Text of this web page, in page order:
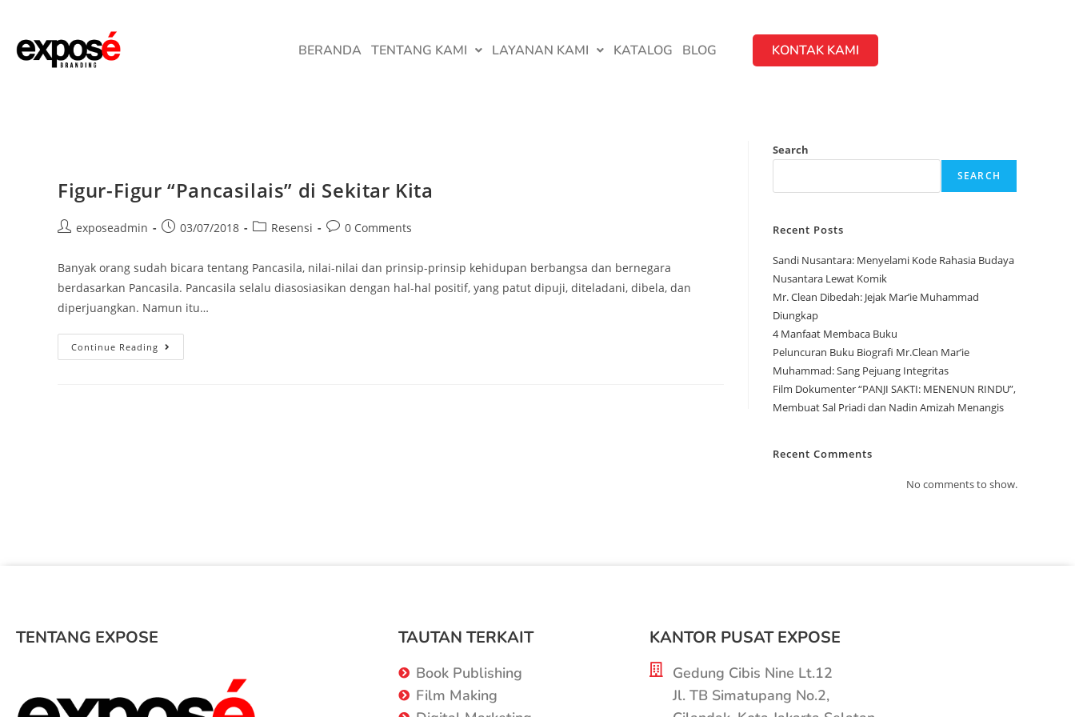
BERANDA TENTANG KAMI LAYANAN KAMI KATALOG BLOG KONTAK KAMI
Figur-Figur “Pancasilais” di Sekitar Kita
exposeadmin 03/07/2018 Resensi 0 Comments
Banyak orang sudah bicara tentang Pancasila, nilai-nilai dan prinsip-prinsip kehidupan berbangsa dan bernegara
berdasarkan Pancasila. Pancasila selalu diasosiasikan dengan hal-hal positif, yang patut dipuji, diteladani, dibela, dan
diperjuangkan. Namun itu…
Continue Reading
Search
SEARCH
Recent Posts
Sandi Nusantara: Menyelami Kode Rahasia Budaya
Nusantara Lewat Komik
Mr. Clean Dibedah: Jejak Mar’ie Muhammad
Diungkap
4 Manfaat Membaca Buku
Peluncuran Buku Biografi Mr.Clean Mar’ie
Muhammad: Sang Pejuang Integritas
Film Dokumenter “PANJI SAKTI: MENENUN RINDU”,
Membuat Sal Priadi dan Nadin Amizah Menangis
Recent Comments
No comments to show.
TENTANG EXPOSE TAUTAN TERKAIT
Book Publishing
Film Making
KANTOR PUSAT EXPOSE
Gedung Cibis Nine Lt.12
Jl. TB Simatupang No.2,